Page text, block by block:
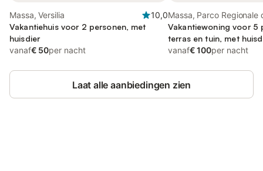
Massa, Versilia
10,0
Vakantiehuis voor 2 personen, met
huisdier
vanaf€ 50per nacht
Massa, Parco Regionale
Apuane
Vakantiewoning voor 5
terras en tuin, met
vanaf€ 100per nacht
Laat alle aanbiedingen zien